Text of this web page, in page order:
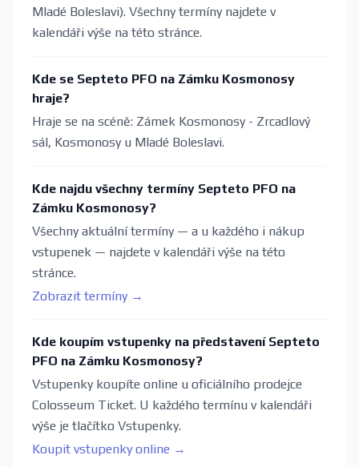
Mladé Boleslavi). Všechny termíny najdete v
kalendáři výše na této stránce.
Kde se Septeto PFO na Zámku Kosmonosy
hraje?
Hraje se na scéně: Zámek Kosmonosy - Zrcadlový
sál, Kosmonosy u Mladé Boleslavi.
Kde najdu všechny termíny Septeto PFO na
Zámku Kosmonosy?
Všechny aktuální termíny — a u každého i nákup
vstupenek — najdete v kalendáři výše na této
stránce.
Zobrazit termíny →
Kde koupím vstupenky na představení Septeto
PFO na Zámku Kosmonosy?
Vstupenky koupíte online u oficiálního prodejce
Colosseum Ticket. U každého termínu v kalendáři
výše je tlačítko Vstupenky.
Koupit vstupenky online →